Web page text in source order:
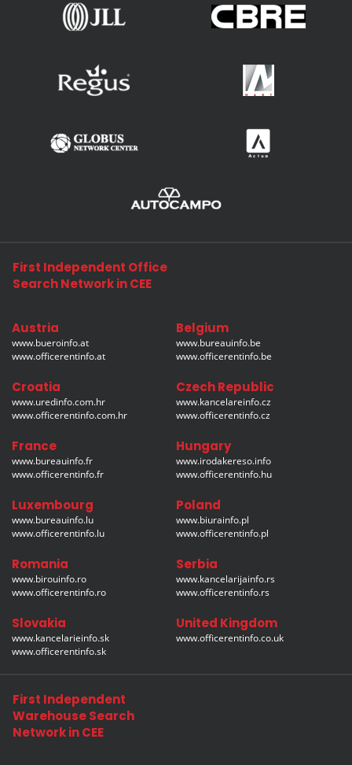
First Independent Office
Search Network in CEE
Austria
www.bueroinfo.at
www.officerentinfo.at
Belgium
www.bureauinfo.be
www.officerentinfo.be
Croatia
www.uredinfo.com.hr
www.officerentinfo.com.hr
Czech Republic
www.kancelareinfo.cz
www.officerentinfo.cz
France
www.bureauinfo.fr
www.officerentinfo.fr
Hungary
www.irodakereso.info
www.officerentinfo.hu
Luxembourg
www.bureauinfo.lu
www.officerentinfo.lu
Poland
www.biurainfo.pl
www.officerentinfo.pl
Romania
www.birouinfo.ro
www.officerentinfo.ro
Serbia
www.kancelarijainfo.rs
www.officerentinfo.rs
Slovakia
www.kancelarieinfo.sk
www.officerentinfo.sk
United Kingdom
www.officerentinfo.co.uk
First Independent
Warehouse Search
Network in CEE